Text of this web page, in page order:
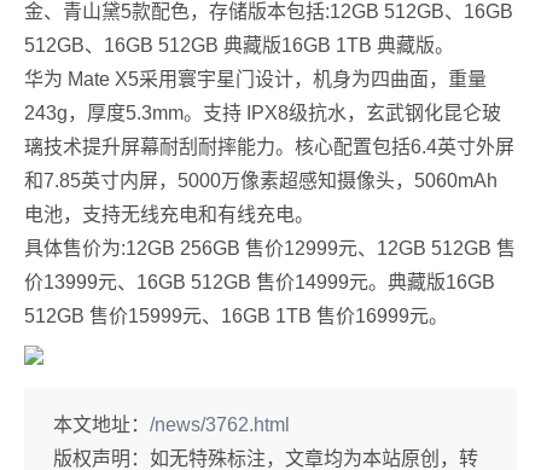
金、青山黛5款配色，存储版本包括:12GB 512GB、16GB
512GB、16GB 512GB 典藏版16GB 1TB 典藏版。
华为 Mate X5采用寰宇星门设计，机身为四曲面，重量
243g，厚度5.3mm。支持 IPX8级抗水，玄武钢化昆仑玻
璃技术提升屏幕耐刮耐摔能力。核心配置包括6.4英寸外屏
和7.85英寸内屏，5000万像素超感知摄像头，5060mAh
电池，支持无线充电和有线充电。
具体售价为:12GB 256GB 售价12999元、12GB 512GB 售
价13999元、16GB 512GB 售价14999元。典藏版16GB
512GB 售价15999元、16GB 1TB 售价16999元。
本文地址： /news/3762.html
版权声明： 如无特殊标注，文章均为本站原创，转